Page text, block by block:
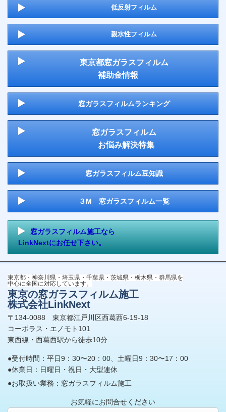
低反射フィルム
親水性フィルム
東京都窓ガラスフィルム
補助金情報
窓ガラスフィルムランキング
窓ガラスフィルム
お悩み解決特集
窓ガラスフィルム豆知識
３M 窓ガラスフィルム一覧
窓ガラスフィルム施工なら
LinkNextにお任せ下さい。
東京都・神奈川県・埼玉県・千葉県・茨城県・栃木県・群馬県を
中心に全国に対応しています。
東京の窓ガラスフィルム施工
株式会社LinkNext
〒134-0088 東京都江戸川区西葛西6-19-18
コーポラス・エノモト101
東西線・西葛西駅から徒歩10分
●受付時間：平日9：30〜20：00、土曜日9：30〜17：00
●休業日：日曜日・祝日・大型連休
●お取扱い業務：窓ガラスフィルム施工
お気軽にお問合せください